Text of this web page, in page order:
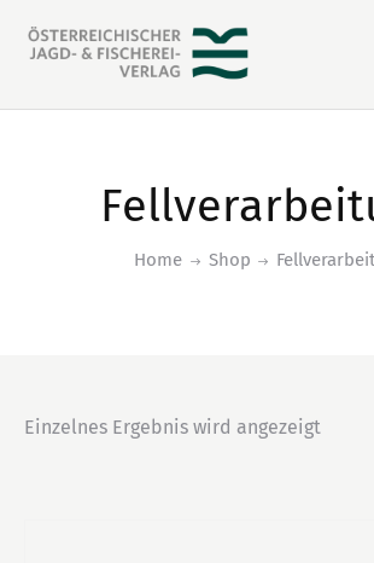
Home Shop
Einzelnes Ergebnis wird angezeigt